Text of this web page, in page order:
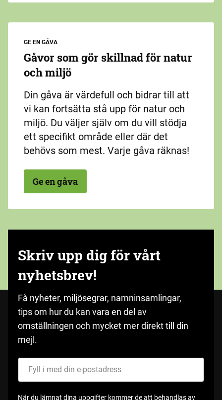
GE EN GÅVA
Gåvor som gör skillnad för natur
och miljö
Din gåva är värdefull och bidrar till att
vi kan fortsätta stå upp för natur och
miljö. Du väljer själv om du vill stödja
ett specifikt område eller där det
behövs som mest. Varje gåva räknas!
Ge en gåva
Skriv upp dig för vårt
nyhetsbrev!
Få nyheter, miljösegrar, namninsamlingar,
tips om hur du kan vara en del av
omställningen och mycket mer direkt till din
mejl.
När du lämnat dina uppgifter kommer de att behandlas av